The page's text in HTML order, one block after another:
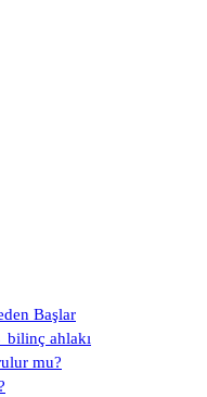
Başlar
bilinç ahlakı
mu?